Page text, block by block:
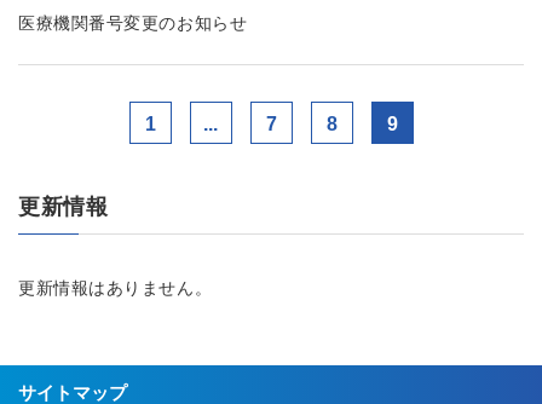
医療機関番号変更のお知らせ
1 ... 7 8 9
更新情報
更新情報はありません。
サイトマップ